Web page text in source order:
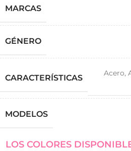
MARCAS
GÉNERO
CARACTERÍSTICAS Acero,
MODELOS
LOS COLORES